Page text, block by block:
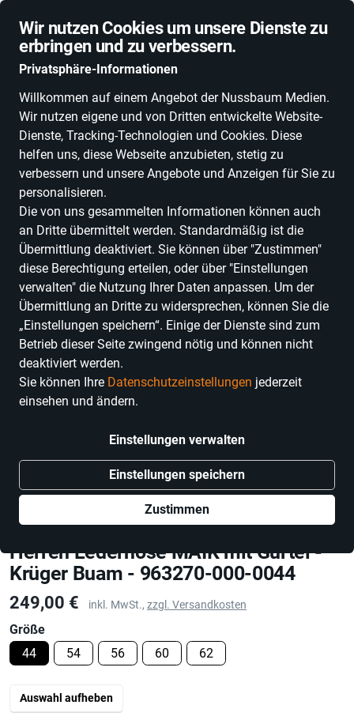
Wir nutzen Cookies um unsere Dienste zu
erbringen und zu verbessern.
Privatsphäre-Informationen
Willkommen auf einem Angebot der Nussbaum Medien.
Wir nutzen eigene und von Dritten entwickelte Website-
Dienste, Tracking-Technologien und Cookies. Diese
helfen uns, diese Webseite anzubieten, stetig zu
verbessern und unsere Angebote und Anzeigen für Sie zu
personalisieren.
Die von uns gesammelten Informationen können auch
an Dritte übermittelt werden. Standardmäßig ist die
Übermittlung deaktiviert. Sie können über "Zustimmen"
diese Berechtigung erteilen, oder über "Einstellungen
verwalten" die Nutzung Ihrer Daten anpassen. Um der
Übermittlung an Dritte zu widersprechen, können Sie die
„Einstellungen speichern“. Einige der Dienste sind zum
Betrieb dieser Seite zwingend nötig und können nicht
deaktiviert werden.
Sie können Ihre Datenschutzeinstellungen jederzeit
einsehen und ändern.
Einstellungen verwalten
Einstellungen speichern
Zustimmen
ALLE KATEGORIEN NEUHEITEN DEALS ESSEN, TRINKEN &
Herren Lederhose MAIK mit Gürtel -
Krüger Buam - 963270-000-0044
Preis
249,00 € inkl. MwSt., zzgl. Versandkosten
Größe
44
54 56 60 62
Auswahl aufheben